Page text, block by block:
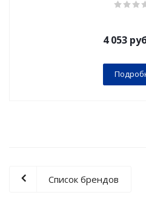
4 053
Список брендов